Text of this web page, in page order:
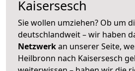
Kaisersesch
Sie wollen umziehen? Ob um
deutschlandweit – wir haben
Netzwerkan unserer Seite,
Heilbronn nach Kaisersesch